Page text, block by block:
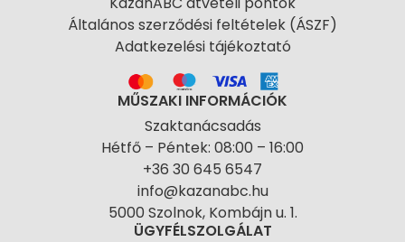
Általános szerződési feltételek (ÁSZF)
Adatkezelési tájékoztató
MŰSZAKI INFORMÁCIÓK
Szaktanácsadás
Hétfő – Péntek: 08:00 – 16:00
+36 30 645 6547
info@kazanabc.hu
5000 Szolnok, Kombájn u. 1.
ÜGYFÉLSZOLGÁLAT